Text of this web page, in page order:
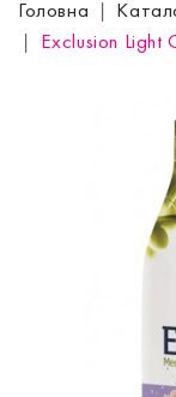
Головна
Exclusion Light